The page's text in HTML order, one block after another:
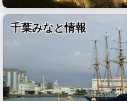
千葉みなと情報